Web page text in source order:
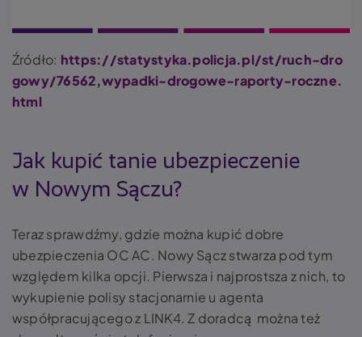
Źródło: https://statystyka.policja.pl/st/ruch-dro
gowy/76562,wypadki-drogowe-raporty-roczne.
html
Jak kupić tanie ubezpieczenie
w Nowym Sączu?
Teraz sprawdźmy, gdzie można kupić dobre
ubezpieczenia OC AC. Nowy Sącz stwarza pod tym
względem kilka opcji. Pierwsza i najprostsza z nich, to
wykupienie polisy stacjonarnie u agenta
współpracującego z LINK4. Z doradcą można też